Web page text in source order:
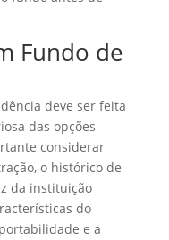
Fundo de
deve ser feita
das opções
considerar
o histórico de
da instituição
do
e a